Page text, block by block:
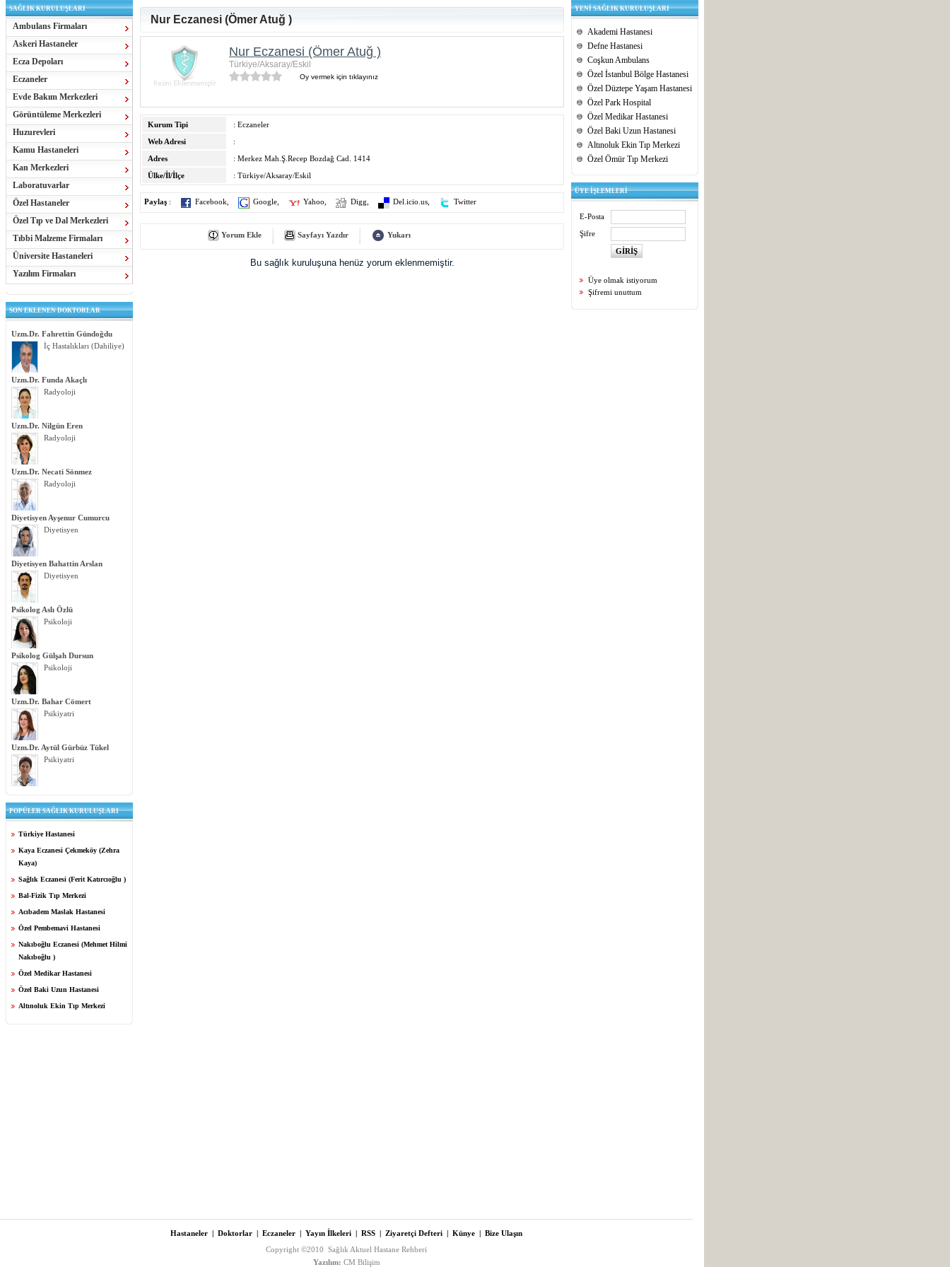
SAĞLIK KURULUŞLARI
Ambulans Firmaları
Askeri Hastaneler
Ecza Depoları
Eczaneler
Evde Bakım Merkezleri
Görüntüleme Merkezleri
Huzurevleri
Kamu Hastaneleri
Kan Merkezleri
Laboratuvarlar
Özel Hastaneler
Özel Tıp ve Dal Merkezleri
Tıbbi Malzeme Firmaları
Üniversite Hastaneleri
Yazılım Firmaları
SON EKLENEN DOKTORLAR
Uzm.Dr. Fahrettin Gündoğdu
İç Hastalıkları (Dahiliye)
Uzm.Dr. Funda Akaçlı
Radyoloji
Uzm.Dr. Nilgün Eren
Radyoloji
Uzm.Dr. Necati Sönmez
Radyoloji
Diyetisyen Ayşenur Cumurcu
Diyetisyen
Diyetisyen Bahattin Arslan
Diyetisyen
Psikolog Aslı Özlü
Psikoloji
Psikolog Gülşah Dursun
Psikoloji
Uzm.Dr. Bahar Cömert
Psikiyatri
Uzm.Dr. Aytül Gürbüz Tükel
Psikiyatri
POPÜLER SAĞLIK KURULUŞLARI
Türkiye Hastanesi
Kaya Eczanesi Çekmeköy (Zehra
Kaya)
Sağlık Eczanesi (Ferit Katırcıoğlu )
Bal-Fizik Tıp Merkezi
Acıbadem Maslak Hastanesi
Özel Pembemavi Hastanesi
Nakıboğlu Eczanesi (Mehmet Hilmi
Nakıboğlu )
Özel Medikar Hastanesi
Özel Baki Uzun Hastanesi
Altınoluk Ekin Tıp Merkezi
Nur Eczanesi (Ömer Atuğ )
Nur Eczanesi (Ömer Atuğ )
Türkiye/Aksaray/Eskil
Oy vermek için tıklayınız
Kurum Tipi
: Eczaneler
Web Adresi
:
Adres
: Merkez Mah.Ş.Recep Bozdağ Cad. 1414
Ülke/İl/İlçe
: Türkiye/Aksaray/Eskil
Paylaş : Facebook Google Yahoo Digg Del.icio.us Twitter
Yorum Ekle Sayfayı Yazdır Yukarı
Bu sağlık kuruluşuna henüz yorum eklenmemiştir.
YENİ SAĞLIK KURULUŞLARI
Akademi Hastanesi
Defne Hastanesi
Coşkun Ambulans
Özel İstanbul Bölge Hastanesi
Özel Düztepe Yaşam Hastanesi
Özel Park Hospital
Özel Medikar Hastanesi
Özel Baki Uzun Hastanesi
Altınoluk Ekin Tıp Merkezi
Özel Ömür Tıp Merkezi
ÜYE İŞLEMLERİ
E-Posta
Şifre
Üye olmak istiyorum
Şifremi unuttum
Hastaneler | Doktorlar | Eczaneler | Yayın İlkeleri | RSS | Ziyaretçi Defteri | Künye | Bize Ulaşın
Copyright ©2010 Sağlık Aktuel Hastane Rehberi
Yazılım: CM Bilişim